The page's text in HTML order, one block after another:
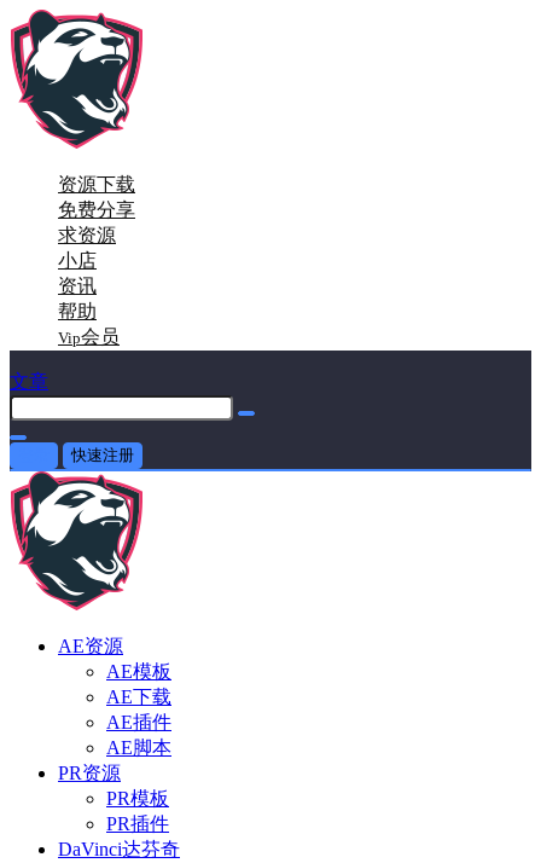
资源下载
免费分享
求资源
小店
资讯
帮助
Vip会员
文章
快速注册
AE资源
AE模板
AE下载
AE插件
AE脚本
PR资源
PR模板
PR插件
DaVinci达芬奇